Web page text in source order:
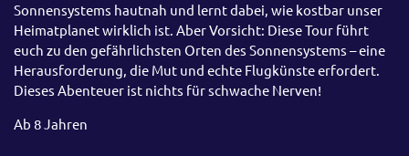
Sonnensystems hautnah und lernt dabei, wie kostbar unser
Heimatplanet wirklich ist. Aber Vorsicht: Diese Tour führt
euch zu den gefährlichsten Orten des Sonnensystems – eine
Herausforderung, die Mut und echte Flugkünste erfordert.
Dieses Abenteuer ist nichts für schwache Nerven!
Ab 8 Jahren